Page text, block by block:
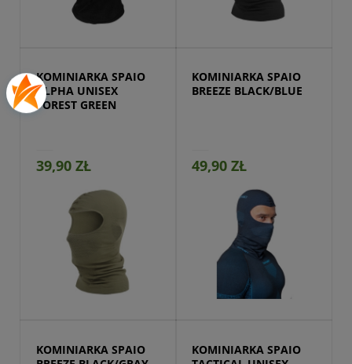
Przejdź do produktu
KOMINIARKA SPAIO
ALPHA UNISEX
FOREST GREEN
39,90 ZŁ
KOMINIARKA SPAIO
BREEZE BLACK/BLUE
49,90 ZŁ
Przejdź do produktu
KOMINIARKA SPAIO
KOMINIARKA SPAIO